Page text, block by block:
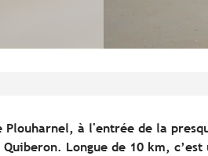
Plouharnel, à l'entrée de la
Longue de 10 km,